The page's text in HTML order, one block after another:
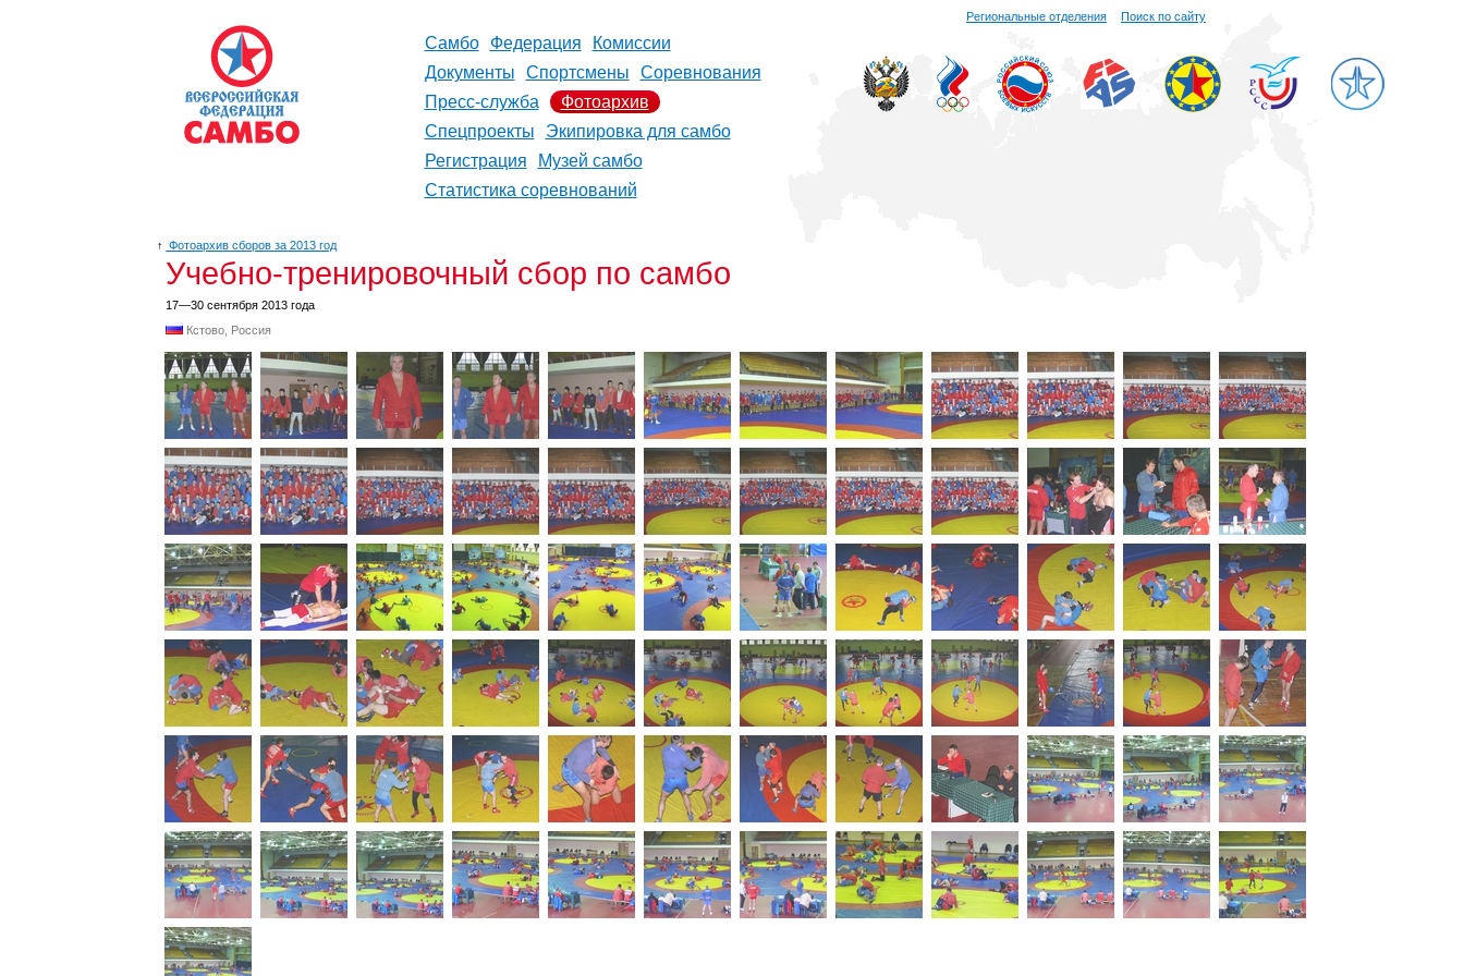
Региональные отделения Поиск по сайту
Самбо Федерация
Комиссии
Документы
Спортсмены
Соревнования
Пресс-служба
Фотоархив
Спецпроекты
Экипировка для самбо
Регистрация
Музей самбо
Статистика соревнований
↑ Фотоархив сборов за 2013 год
Учебно-тренировочный сбор по самбо
17—30 сентября 2013 года
Кстово, Россия